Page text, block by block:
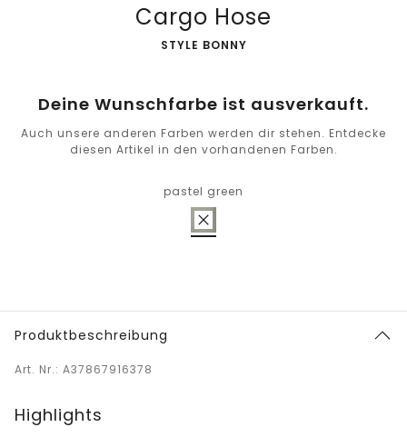
Cargo Hose
-
STYLE BONNY
Deine Wunschfarbe ist ausverkauft.
Auch unsere anderen Farben werden dir stehen. Entdecke
diesen Artikel in den vorhandenen Farben.
pastel green
Produktbeschreibung
Art. Nr.: A37867916378
Highlights